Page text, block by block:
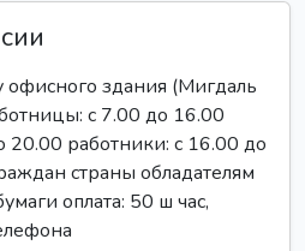
офисного здания (Мигдаль
с 7.00 до 16.00
20.00 работники: с 16.00 до
страны обладателям
оплата: 50 ш час,